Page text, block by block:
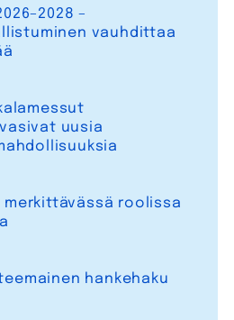
–
vauhdittaa
uusia
merkittävässä roolissa
hankehaku